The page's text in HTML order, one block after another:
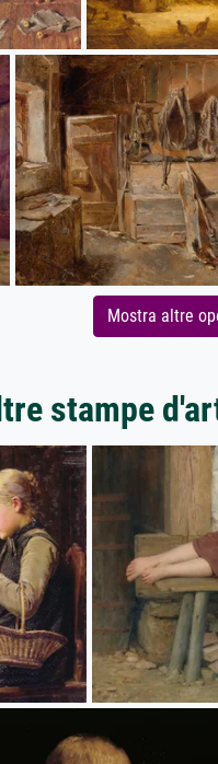
Mostra altre
stampe